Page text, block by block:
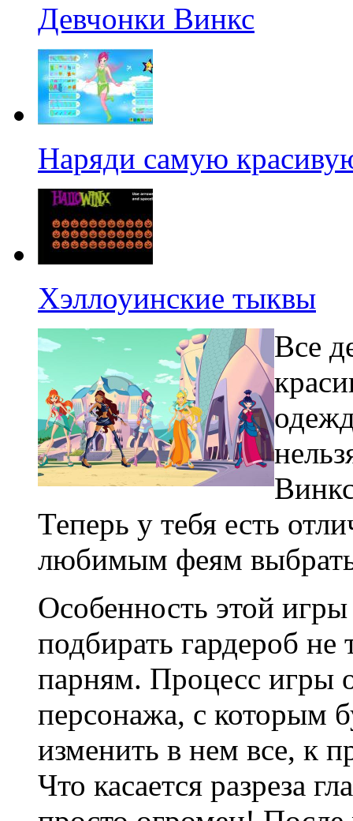
Девчонки Винкс
Наряди самую
Хэллоуинские тыквы
Все
Теперь у тебя есть
любимым феям
Особенность этой
подбирать гардероб
парням. Процесс игры
персонажа, с которым
изменить в нем все, к
Что касается разреза